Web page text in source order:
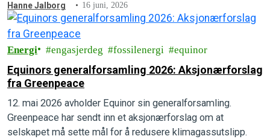
vunnet fram i et banebrytende motsøksmål.
Hanne Jalborg 16 juni, 2026
Energi engasjerdeg fossilenergi equinor
Equinors generalforsamling 2026: Aksjonærforslag
fra Greenpeace
12. mai 2026 avholder Equinor sin generalforsamling.
Greenpeace har sendt inn et aksjonærforslag om at
selskapet må sette mål for å redusere klimagassutslipp.